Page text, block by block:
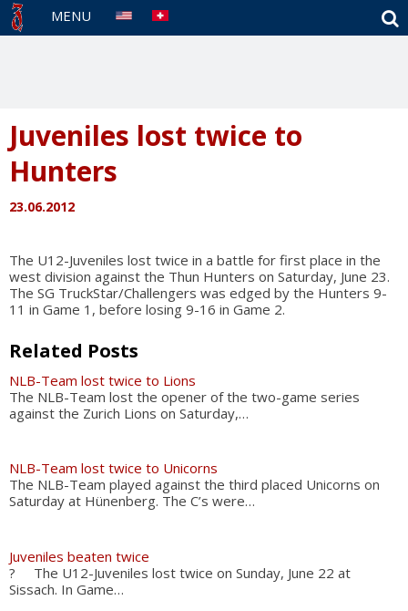
MENU
Juveniles lost twice to
Hunters
23.06.2012
The U12-Juveniles lost twice in a battle for first place in the
west division against the Thun Hunters on Saturday, June 23.
The SG TruckStar/Challengers was edged by the Hunters 9-
11 in Game 1, before losing 9-16 in Game 2.
Related Posts
NLB-Team lost twice to Lions
The NLB-Team lost the opener of the two-game series
against the Zurich Lions on Saturday,…
NLB-Team lost twice to Unicorns
The NLB-Team played against the third placed Unicorns on
Saturday at Hünenberg. The C’s were…
Juveniles beaten twice
? The U12-Juveniles lost twice on Sunday, June 22 at
Sissach. In Game…